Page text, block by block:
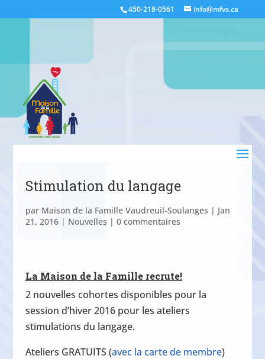
450-218-0561 info@mfvs.ca
Stimulation du langage
par Maison de la Famille Vaudreuil-Soulanges | Jan
21, 2016| Nouvelles | 0 commentaires
La Maison de la Famille recrute!
2 nouvelles cohortes disponibles pour la
session d’hiver 2016 pour les ateliers
stimulations du langage.
Ateliers GRATUITS (avec la carte de membre)